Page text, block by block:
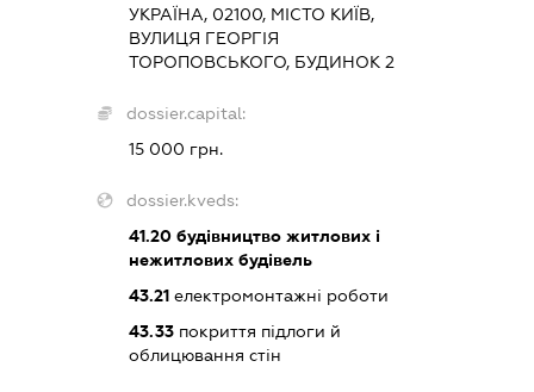
УКРАЇНА, 02100, МІСТО КИЇВ,
ВУЛИЦЯ ГЕОРГІЯ
ТОРОПОВСЬКОГО, БУДИНОК 2
dossier.capital:
15 000 грн.
dossier.kveds:
41.20 будівництво житлових і
нежитлових будівель
43.21 електромонтажні роботи
43.33 покриття підлоги й
облицювання стін